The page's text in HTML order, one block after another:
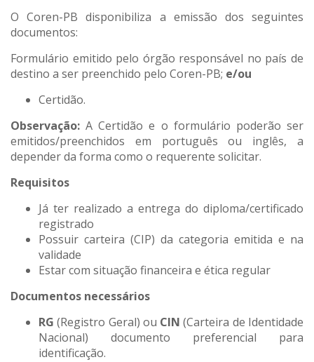
O Coren-PB disponibiliza a emissão dos seguintes
documentos:
Formulário emitido pelo órgão responsável no país de
destino a ser preenchido pelo Coren-PB; e/ou
Certidão.
Observação: A Certidão e o formulário poderão ser
emitidos/preenchidos em português ou inglês, a
depender da forma como o requerente solicitar.
Requisitos
Já ter realizado a entrega do diploma/certificado
registrado
Possuir carteira (CIP) da categoria emitida e na
validade
Estar com situação financeira e ética regular
Documentos necessários
RG (Registro Geral) ou CIN (Carteira de Identidade
Nacional) documento preferencial para
identificação.